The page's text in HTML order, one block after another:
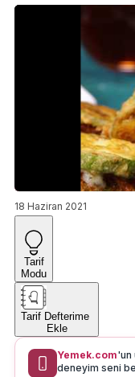
18 Haziran 2021
Tarif
Modu
Tarif Defterime
Ekle
Yemek.com'un
deneyim seni